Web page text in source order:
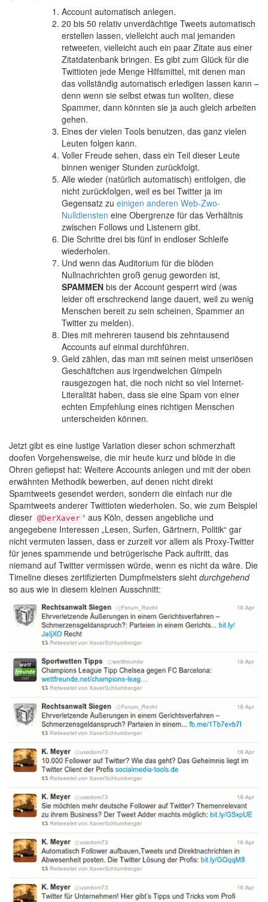
Account automatisch anlegen.
20 bis 50 relativ unverdächtige Tweets automatisch
erstellen lassen, vielleicht auch mal jemanden
retweeten, vielleicht auch ein paar Zitate aus einer
Zitatdatenbank bringen. Es gibt zum Glück für die
Twittioten jede Menge Hilfsmittel, mit denen man
das vollständig automatisch erledigen lassen kann –
denn wenn sie selbst etwas tun wollten, diese
Spammer, dann könnten sie ja auch gleich arbeiten
gehen.
Eines der vielen Tools benutzen, das ganz vielen
Leuten folgen kann.
Voller Freude sehen, dass ein Teil dieser Leute
binnen weniger Stunden zurückfolgt.
Alle wieder (natürlich automatisch) entfolgen, die
nicht zurückfolgen, weil es bei Twitter ja im
Gegensatz zu einigen anderen Web-Zwo-
Nulldiensten eine Obergrenze für das Verhältnis
zwischen Follows und Listenern gibt.
Die Schritte drei bis fünf in endloser Schleife
wiederholen.
Und wenn das Auditorium für die blöden
Nullnachrichten groß genug geworden ist,
SPAMMEN bis der Account gesperrt wird (was
leider oft erschreckend lange dauert, weil zu wenig
Menschen bereit zu sein scheinen, Spammer an
Twitter zu melden).
Dies mit mehreren tausend bis zehntausend
Accounts auf einmal durchführen.
Geld zählen, das man mit seinen meist unseriösen
Geschäftchen aus irgendwelchen Gimpeln
rausgezogen hat, die noch nicht so viel Internet-
Literalität haben, dass sie eine Spam von einer
echten Empfehlung eines richtigen Menschen
unterscheiden können.
Jetzt gibt es eine lustige Variation dieser schon schmerzhaft
doofen Vorgehensweise, die mir heute kurz und blöde in die
Ohren gefiepst hat: Weitere Accounts anlegen und mit der oben
erwähnten Methodik bewerben, auf denen nicht direkt
Spamtweets gesendet werden, sondern die einfach nur die
Spamtweets anderer Twittioten wiederholen. So, wie zum Beispiel
dieser @DerXaver ¹ aus Köln, dessen angebliche und
angegebene Interessen „Lesen, Surfen, Gärtnern, Politik“ gar
nicht vermuten lassen, dass er zurzeit vor allem als Proxy-Twitter
für jenes spammende und betrügerische Pack auftritt, das
niemand auf Twitter vermissen würde, wenn es nicht da wäre. Die
Timeline dieses zertifizierten Dumpfmeisters sieht durchgehend
so aus wie in diesem kleinen Ausschnitt: